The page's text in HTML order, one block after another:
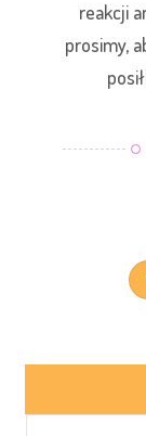
reakcji
prosimy,